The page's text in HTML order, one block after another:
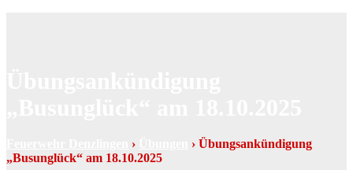
› › Übungsankündigung
„Busunglück“ am 18.10.2025